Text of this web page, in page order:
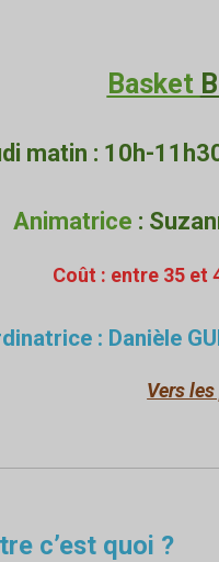
Basket
matin : 10h-
Animatrice :
Coût : entre 35 et
: Danièle
Vers
c’est quoi ?